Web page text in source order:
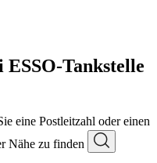
ESSO-Tankstelle
eine Postleitzahl oder einen
Nähe zu finden